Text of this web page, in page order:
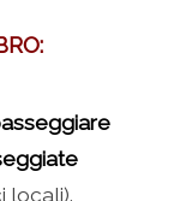
locali).